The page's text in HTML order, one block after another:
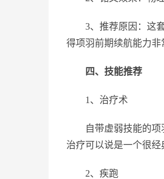
3、推荐原因：这套
得项羽前期续航能力非
四、技能推荐
1、治疗术
自带虚弱技能的项羽
治疗可以说是一个很经
2、疾跑